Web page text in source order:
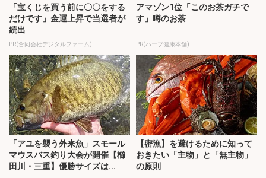
「宝くじを買う前に〇〇をする
だけです」金運上昇で当選者が
続出
PR(合同会社デジタルファーム)
アマゾン1位「このお茶ガチで
す」噂のお茶
PR(ハーブ健康本舗)
「アユを襲う外来魚」スモール
マウスバス釣り大会が開催【櫛
田川・三重】優勝サイズは...
【密漁】を避けるために知って
おきたい「主物」と「無主物」
の原則